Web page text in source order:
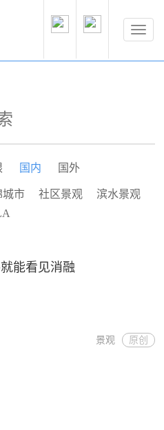
国内 国外
城市 社区景观
滨水景观
能看见消融
景观 原创